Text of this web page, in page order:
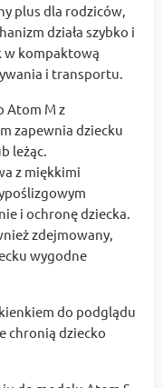
plus dla rodziców,
działa szybko i
w kompaktową
i transportu.
Atom M z
zapewnia dziecku
leżąc.
z miękkimi
i ochronę dziecka.
zdejmowany,
wygodne
do podglądu
chronią dziecko